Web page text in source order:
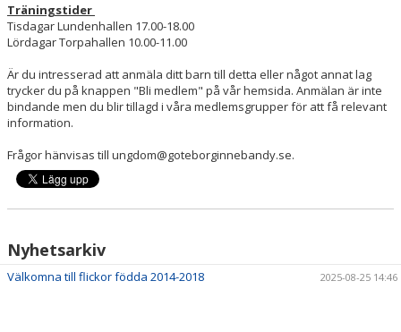
Träningstider
Tisdagar Lundenhallen 17.00-18.00
Lördagar Torpahallen 10.00-11.00
Är du intresserad att anmäla ditt barn till detta eller något annat lag
trycker du på knappen "Bli medlem" på vår hemsida. Anmälan är inte
bindande men du blir tillagd i våra medlemsgrupper för att få relevant
information.
Frågor hänvisas till ungdom@goteborginnebandy.se.
Nyhetsarkiv
Välkomna till flickor födda 2014-2018 2025-08-25 14:46